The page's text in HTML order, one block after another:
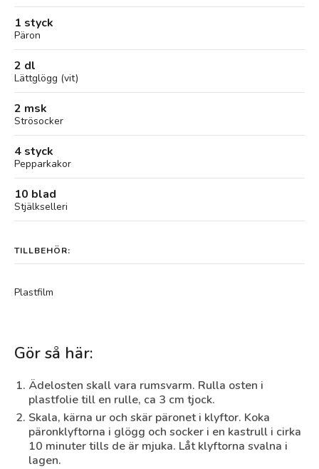
1 styck
Päron
2 dl
Lättglögg (vit)
2 msk
Strösocker
4 styck
Pepparkakor
10 blad
Stjälkselleri
TILLBEHÖR:
Plastfilm
Gör så här:
Ädelosten skall vara rumsvarm. Rulla osten i
plastfolie till en rulle, ca 3 cm tjock.
Skala, kärna ur och skär päronet i klyftor. Koka
päronklyftorna i glögg och socker i en kastrull i cirka
10 minuter tills de är mjuka. Låt klyftorna svalna i
lagen.